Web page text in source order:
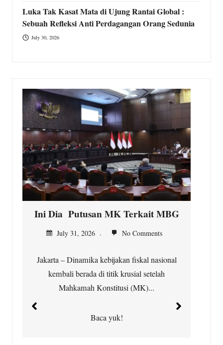
Luka Tak Kasat Mata di Ujung Rantai Global :
Sebuah Refleksi Anti Perdagangan Orang Sedunia
July 30, 2026
Ini Dia Putusan MK Terkait MBG
July 31, 2026 No Comments
Jakarta – Dinamika kebijakan fiskal nasional
kembali berada di titik krusial setelah
Mahkamah Konstitusi (MK)...
Baca yuk!